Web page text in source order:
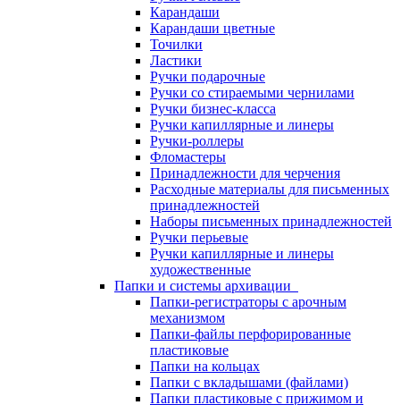
Карандаши
Карандаши цветные
Точилки
Ластики
Ручки подарочные
Ручки со стираемыми чернилами
Ручки бизнес-класса
Ручки капиллярные и линеры
Ручки-роллеры
Фломастеры
Принадлежности для черчения
Расходные материалы для письменных
принадлежностей
Наборы письменных принадлежностей
Ручки перьевые
Ручки капиллярные и линеры
художественные
Папки и системы архивации
Папки-регистраторы с арочным
механизмом
Папки-файлы перфорированные
пластиковые
Папки на кольцах
Папки с вкладышами (файлами)
Папки пластиковые с прижимом и